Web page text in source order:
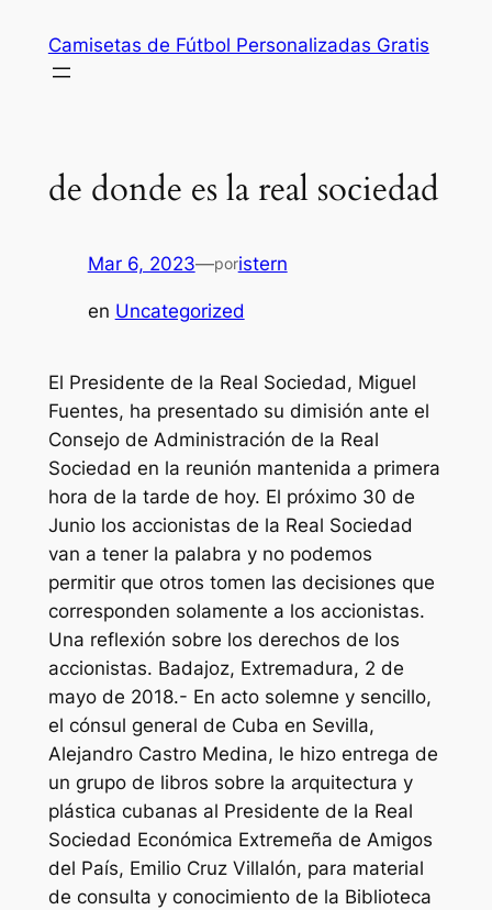
contenido
Camisetas de Fútbol Personalizadas Gratis
de donde es la real sociedad
Mar 6, 2023—poristern
en Uncategorized
El Presidente de la Real Sociedad, Miguel
Fuentes, ha presentado su dimisión ante el
Consejo de Administración de la Real
Sociedad en la reunión mantenida a primera
hora de la tarde de hoy. El próximo 30 de
Junio los accionistas de la Real Sociedad
van a tener la palabra y no podemos
permitir que otros tomen las decisiones que
corresponden solamente a los accionistas.
Una reflexión sobre los derechos de los
accionistas. Badajoz, Extremadura, 2 de
mayo de 2018.- En acto solemne y sencillo,
el cónsul general de Cuba en Sevilla,
Alejandro Castro Medina, le hizo entrega de
un grupo de libros sobre la arquitectura y
plástica cubanas al Presidente de la Real
Sociedad Económica Extremeña de Amigos
del País, Emilio Cruz Villalón, para material
de consulta y conocimiento de la Biblioteca